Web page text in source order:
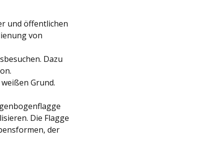
und öffentlichen
von
Dazu
Grund.
Die Flagge
der